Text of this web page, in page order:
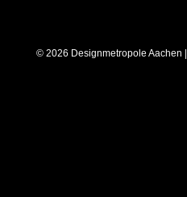
© 2026 Designmetropole Aachen